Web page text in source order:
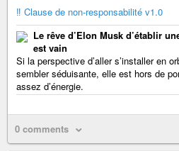
‼️ Clause de non-responsabilité v1.0
Le rêve d’Elon Musk d’établir
est vain
Si la perspective d’aller s’installer en
sembler séduisante, elle est hors de
assez d’énergie.
0 comments